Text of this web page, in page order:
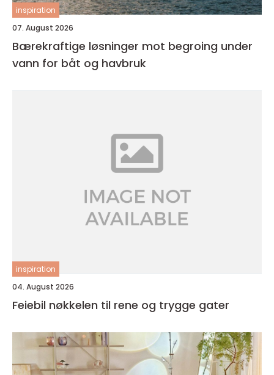
inspiration
07. August 2026
Bærekraftige løsninger mot begroing under
vann for båt og havbruk
inspiration
04. August 2026
Feiebil nøkkelen til rene og trygge gater